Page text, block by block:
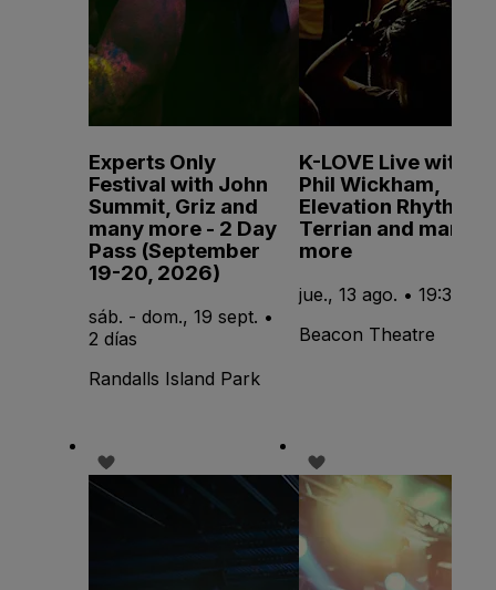
Experts Only
Festival with John
Summit, Griz and
many more - 2 Day
Pass (September
19-20, 2026)
sáb. - dom., 19 sept. •
2 días
Randalls Island Park
K-LOVE Live with
Phil Wickham,
Elevation Rhythm,
Terrian and many
more
jue., 13 ago. • 19:30
Beacon Theatre